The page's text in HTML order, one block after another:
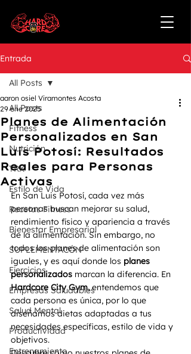
Entrada
All Posts
Fitness
Nutrición
TRX
Estilo de Vida
Recetas Fitness
Bienestar Empresarial
SUPLEMENTACÓN
Ejercicios
Empresas Saludables
Salud Mental
Productividad
Entrenamiento
All Posts
Planes de Alimentación
Personalizados en San
Luis Potosí: Resultados
Reales para Personas
Activas
aaron osiel Viramontes Acosta
29 ene 2025
En San Luis Potosí, cada vez más
personas buscan mejorar su salud,
rendimiento físico y apariencia a través
de la alimentación. Sin embargo, no
todos los planes de alimentación son
iguales, y es aquí donde los planes
personalizados marcan la diferencia. En
Hardcore City Gym, entendemos que
cada persona es única, por lo que
diseñamos dietas adaptadas a tus
necesidades específicas, estilo de vida y
objetivos.